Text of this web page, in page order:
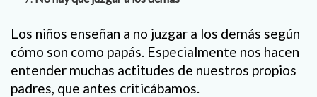
Los niños enseñan a no juzgar a los demás según
cómo son como papás. Especialmente nos hacen
entender muchas actitudes de nuestros propios
padres, que antes criticábamos.